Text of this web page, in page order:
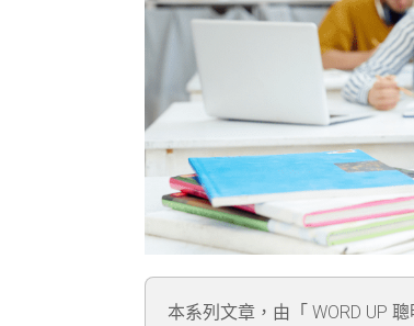
本系列文章，由「 WORD UP